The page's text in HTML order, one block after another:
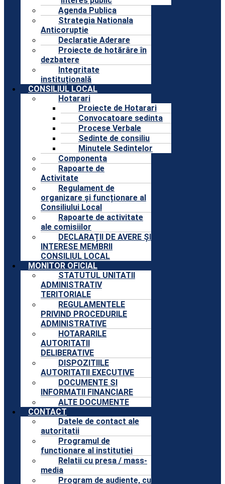
Agenda Publica
Strategia Nationala
Anticoruptie
Declaratie Aderare
Proiecte de hotărâre în
dezbatere
Integritate
instituțională
CONSILIUL LOCAL
Hotarari
Proiecte de Hotarari
Convocatoare sedinta
Procese Verbale
Sedinte de consiliu
Minutele Sedintelor
Componenta
Rapoarte de
Activitate
Regulament de
organizare și funcționare al
Consiliului Local
Rapoarte de activitate
ale comisiilor
DECLARAȚII DE AVERE ȘI
INTERESE MEMBRII
CONSILIUL LOCAL
MONITOR OFICIAL
STATUTUL UNITATII
ADMINISTRATIV
TERITORIALE
REGULAMENTELE
PRIVIND PROCEDURILE
ADMINISTRATIVE
HOTARARILE
AUTORITATII
DELIBERATIVE
DISPOZITIILE
AUTORITATII EXECUTIVE
DOCUMENTE SI
INFORMATII FINANCIARE
ALTE DOCUMENTE
CONTACT
Datele de contact ale
autoritatii
Programul de
functionare al institutiei
Relatii cu presa / mass-
media
Program de audiente, cu